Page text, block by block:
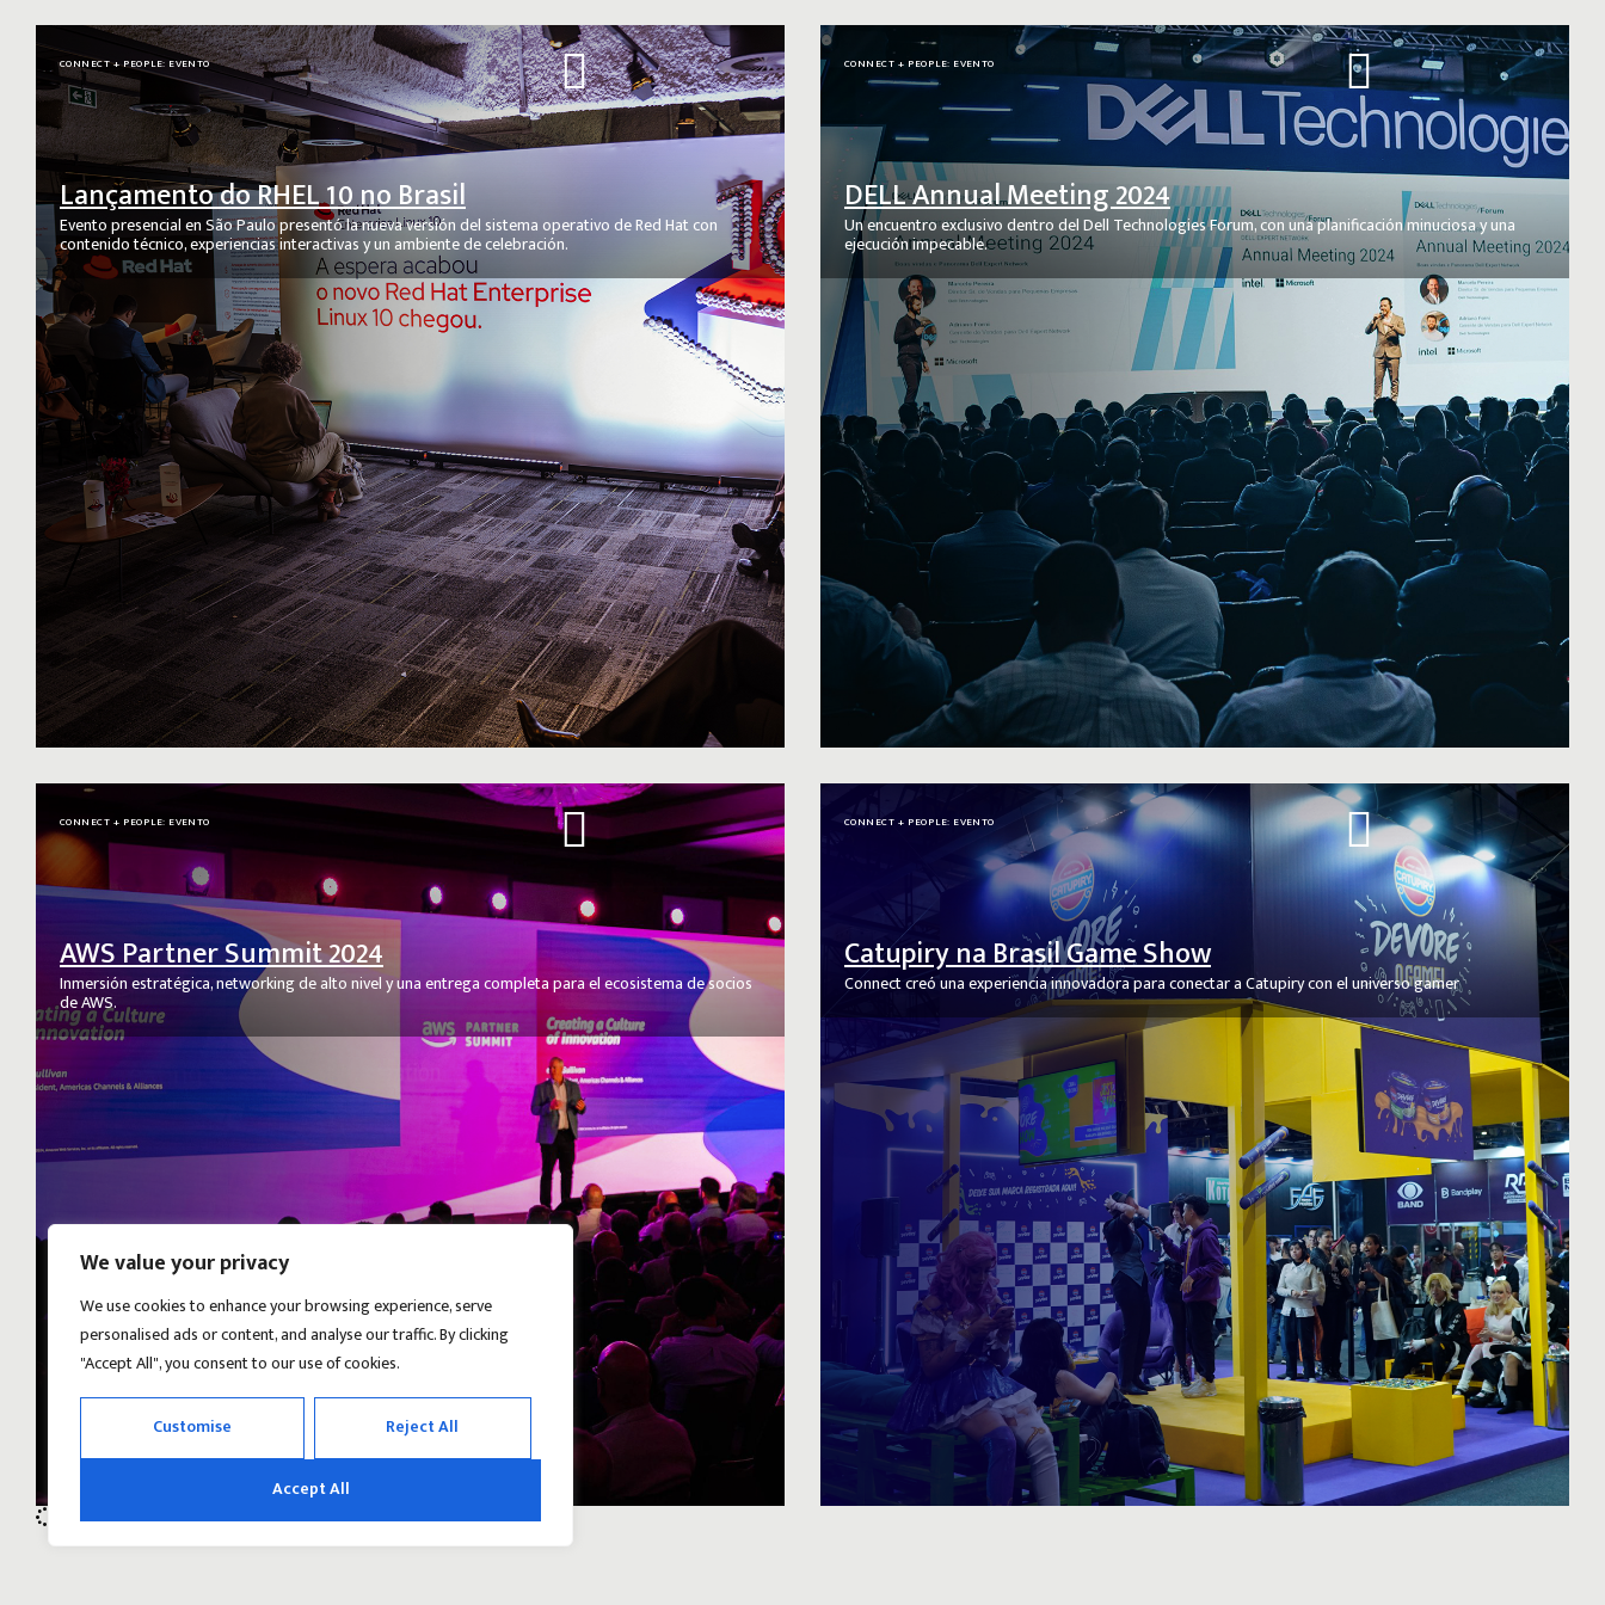
We value your privacy
We use cookies to enhance your browsing experience, serve
personalised ads or content, and analyse our traffic. By clicking
"Accept All", you consent to our use of cookies.
Customise Reject All
Accept All
CONNECT + PEOPLE: EVENTO
Lançamento do RHEL 10 no Brasil
Evento presencial en São Paulo presentó la nueva versión del sistema operativo de Red Hat con
contenido técnico, experiencias interactivas y un ambiente de celebración.
CONNECT + PEOPLE: EVENTO
DELL Annual Meeting 2024
Un encuentro exclusivo dentro del Dell Technologies Forum, con una planificación minuciosa y una
ejecución impecable.
CONNECT + PEOPLE: EVENTO
AWS Partner Summit 2024
Inmersión estratégica, networking de alto nivel y una entrega completa para el ecosistema de socios
de AWS.
CONNECT + PEOPLE: EVENTO
Catupiry na Brasil Game Show
Connect creó una experiencia innovadora para conectar a Catupiry con el universo gamer